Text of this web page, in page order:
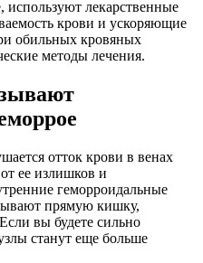
используют лекарственные
крови и ускоряющие
обильных кровяных
методы лечения.
отток крови в венах
ее излишков и
геморроидальные
прямую кишку,
вы будете сильно
станут еще больше